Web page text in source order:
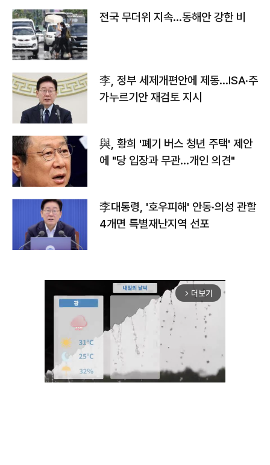
전국 무더위 지속…동해안 강한 비
李, 정부 세제개편안에 제동…ISA·주
가누르기안 재검토 지시
與, 황희 '폐기 버스 청년 주택' 제안
에 "당 입장과 무관…개인 의견"
李대통령, '호우피해' 안동·의성 관할
4개면 특별재난지역 선포
arrow_forward_ios 더보기